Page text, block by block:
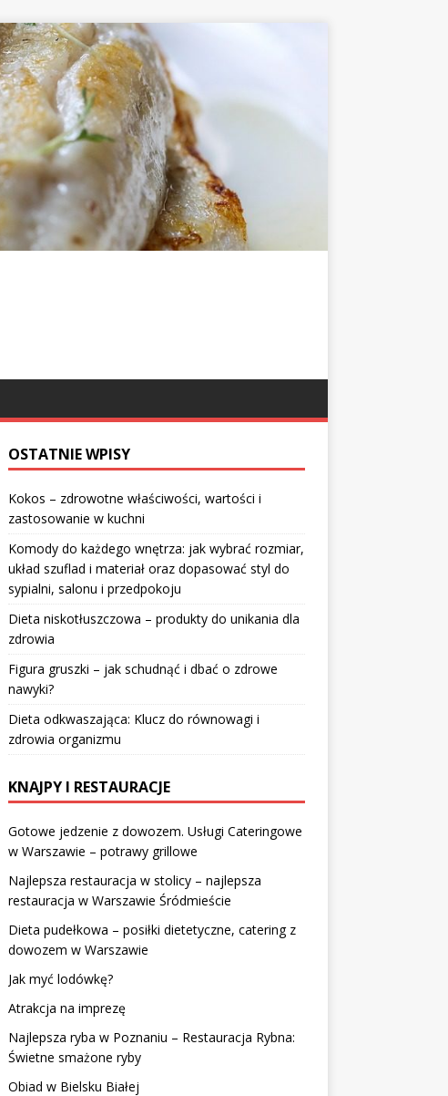
OSTATNIE WPISY
Kokos – zdrowotne właściwości, wartości i
zastosowanie w kuchni
Komody do każdego wnętrza: jak wybrać rozmiar,
układ szuflad i materiał oraz dopasować styl do
sypialni, salonu i przedpokoju
Dieta niskotłuszczowa – produkty do unikania dla
zdrowia
Figura gruszki – jak schudnąć i dbać o zdrowe
nawyki?
Dieta odkwaszająca: Klucz do równowagi i
zdrowia organizmu
KNAJPY I RESTAURACJE
Gotowe jedzenie z dowozem. Usługi Cateringowe
w Warszawie – potrawy grillowe
Najlepsza restauracja w stolicy – najlepsza
restauracja w Warszawie Śródmieście
Dieta pudełkowa – posiłki dietetyczne, catering z
dowozem w Warszawie
Jak myć lodówkę?
Atrakcja na imprezę
Najlepsza ryba w Poznaniu – Restauracja Rybna:
Świetne smażone ryby
Obiad w Bielsku Białej